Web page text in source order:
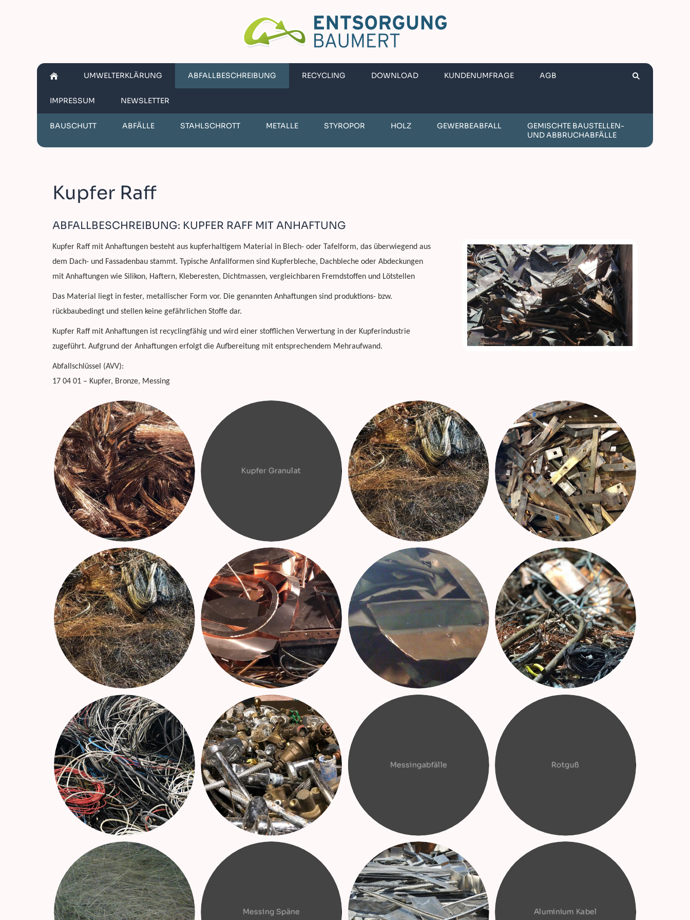
UMWELTERKLÄRUNG ABFALLBESCHREIBUNG RECYCLING DOWNLOAD KUNDENUMFRAGE AGB
IMPRESSUM NEWSLETTER
BAUSCHUTT ABFÄLLE STAHLSCHROTT METALLE STYROPOR HOLZ GEWERBEABFALL
GEMISCHTE BAUSTELLEN-
UND ABBRUCHABFÄLLE
Kupfer Raff
ABFALLBESCHREIBUNG: KUPFER RAFF MIT ANHAFTUNG
Kupfer Raff mit Anhaftungen besteht aus kupferhaltigem Material in Blech- oder Tafelform, das überwiegend aus
dem Dach- und Fassadenbau stammt. Typische Anfallformen sind Kupferbleche, Dachbleche oder Abdeckungen
mit Anhaftungen wie Silikon, Haftern, Kleberesten, Dichtmassen, vergleichbaren Fremdstoffen und Lötstellen
Das Material liegt in fester, metallischer Form vor. Die genannten Anhaftungen sind produktions- bzw.
rückbaubedingt und stellen keine gefährlichen Stoffe dar.
Kupfer Raff mit Anhaftungen ist recyclingfähig und wird einer stofflichen Verwertung in der Kupferindustrie
zugeführt. Aufgrund der Anhaftungen erfolgt die Aufbereitung mit entsprechendem Mehraufwand.
Abfallschlüssel (AVV):
17 04 01 – Kupfer, Bronze, Messing
Kupfer Granulat
Messingabfälle Rotguß
Messing Späne Aluminium Kabel